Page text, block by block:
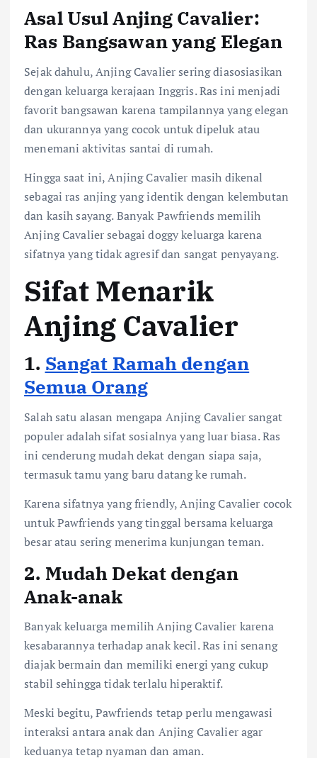
Asal Usul Anjing Cavalier:
Ras Bangsawan yang Elegan
Sejak dahulu, Anjing Cavalier sering diasosiasikan
dengan keluarga kerajaan Inggris. Ras ini menjadi
favorit bangsawan karena tampilannya yang elegan
dan ukurannya yang cocok untuk dipeluk atau
menemani aktivitas santai di rumah.
Hingga saat ini, Anjing Cavalier masih dikenal
sebagai ras anjing yang identik dengan kelembutan
dan kasih sayang. Banyak Pawfriends memilih
Anjing Cavalier sebagai doggy keluarga karena
sifatnya yang tidak agresif dan sangat penyayang.
Sifat Menarik
Anjing Cavalier
1. Sangat Ramah dengan
Semua Orang
Salah satu alasan mengapa Anjing Cavalier sangat
populer adalah sifat sosialnya yang luar biasa. Ras
ini cenderung mudah dekat dengan siapa saja,
termasuk tamu yang baru datang ke rumah.
Karena sifatnya yang friendly, Anjing Cavalier cocok
untuk Pawfriends yang tinggal bersama keluarga
besar atau sering menerima kunjungan teman.
2. Mudah Dekat dengan
Anak-anak
Banyak keluarga memilih Anjing Cavalier karena
kesabarannya terhadap anak kecil. Ras ini senang
diajak bermain dan memiliki energi yang cukup
stabil sehingga tidak terlalu hiperaktif.
Meski begitu, Pawfriends tetap perlu mengawasi
interaksi antara anak dan Anjing Cavalier agar
keduanya tetap nyaman dan aman.